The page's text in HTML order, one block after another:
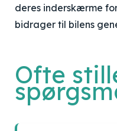
deres inderskærme
bidrager til bilens
Ofte